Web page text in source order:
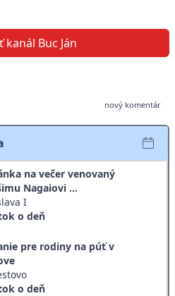
kanál Buc Ján
nový komentár
na večer venovaný
Nagaiovi ...
I
o deň
pre rodiny na púť v
o deň